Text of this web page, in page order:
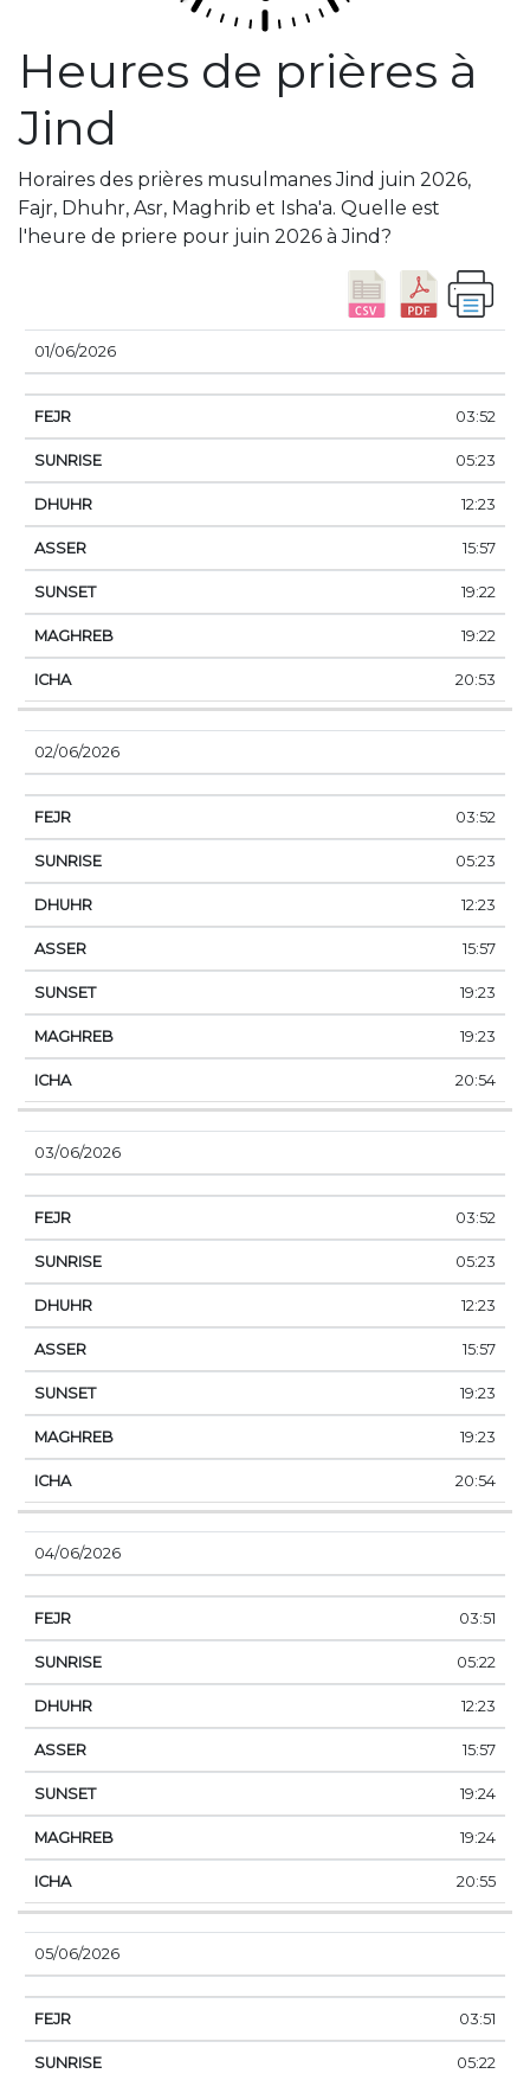
Heures de prières à
Jind
Horaires des prières musulmanes Jind juin 2026,
Fajr, Dhuhr, Asr, Maghrib et Isha'a. Quelle est
l'heure de priere pour juin 2026 à Jind?
DATE
01/06/2026
03:52
05:23
12:23
15:57
19:22
19:22
20:53
02/06/2026
03:52
05:23
12:23
15:57
19:23
19:23
20:54
03/06/2026
03:52
05:23
12:23
15:57
19:23
19:23
20:54
04/06/2026
03:51
05:22
12:23
15:57
19:24
19:24
20:55
05/06/2026
03:51
05:22